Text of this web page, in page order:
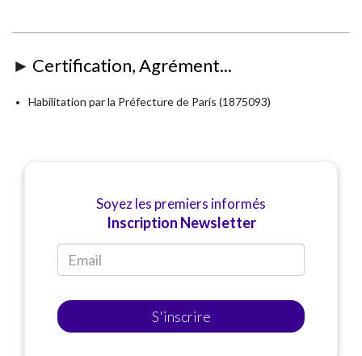
► Certification, Agrément...
Habilitation par la Préfecture de Paris (1875093)
Soyez les premiers informés
Inscription Newsletter
S'inscrire